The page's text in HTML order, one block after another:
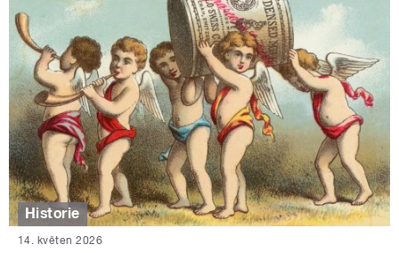
Historie
14. květen 2026